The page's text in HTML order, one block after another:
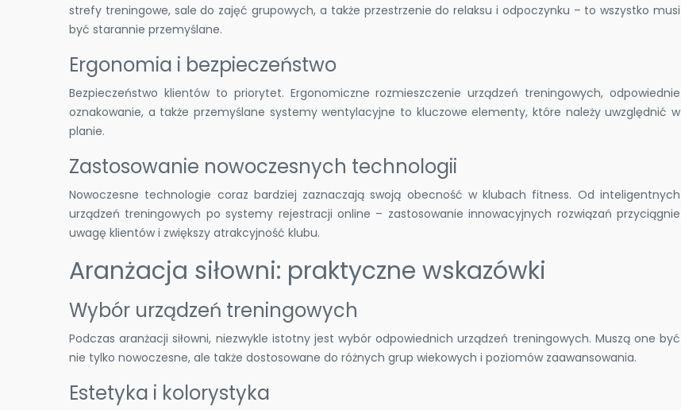
strefy treningowe, sale do zajęć grupowych, a także przestrzenie do relaksu i odpoczynku – to wszystko musi
być starannie przemyślane.
Ergonomia i bezpieczeństwo
Bezpieczeństwo klientów to priorytet. Ergonomiczne rozmieszczenie urządzeń treningowych, odpowiednie
oznakowanie, a także przemyślane systemy wentylacyjne to kluczowe elementy, które należy uwzględnić w
planie.
Zastosowanie nowoczesnych technologii
Nowoczesne technologie coraz bardziej zaznaczają swoją obecność w klubach fitness. Od inteligentnych
urządzeń treningowych po systemy rejestracji online – zastosowanie innowacyjnych rozwiązań przyciągnie
uwagę klientów i zwiększy atrakcyjność klubu.
Aranżacja siłowni: praktyczne wskazówki
Wybór urządzeń treningowych
Podczas aranżacji siłowni, niezwykle istotny jest wybór odpowiednich urządzeń treningowych. Muszą one być
nie tylko nowoczesne, ale także dostosowane do różnych grup wiekowych i poziomów zaawansowania.
Estetyka i kolorystyka